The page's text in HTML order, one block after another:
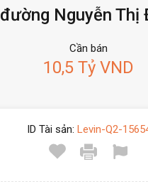
đường Nguyễn Thị
Cần bán
10,5 Tỷ VND
ID Tài sản: Levin-Q2-